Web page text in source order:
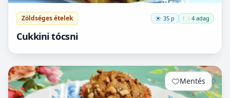
Zöldséges ételek 35 p 🍽️ 4 adag
Cukkini tócsni
Mentés 0